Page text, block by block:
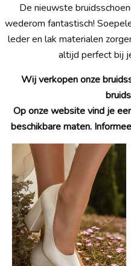
De nieuwste
wederom fantastisch!
leder en lak materialen
altijd perfect bij
Wij verkopen onze
Op onze website vind je
beschikbare maten.